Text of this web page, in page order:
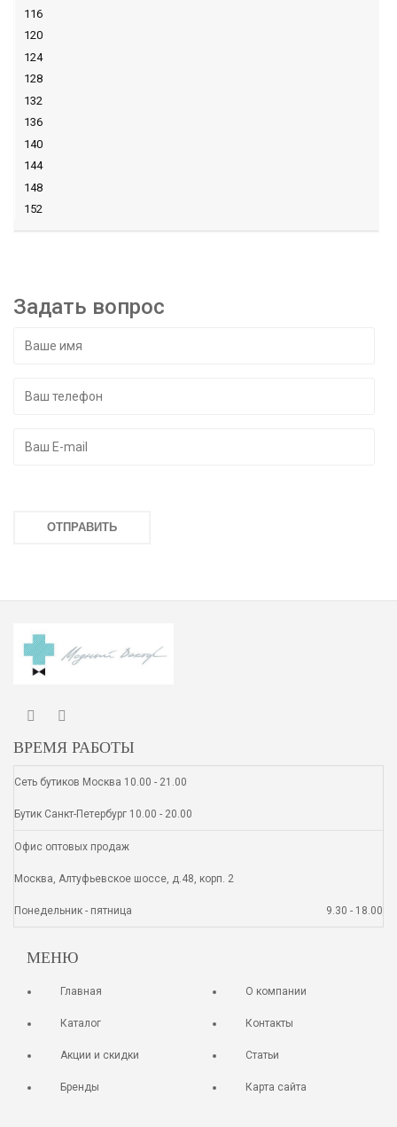
116
120
124
128
132
136
140
144
148
152
Задать вопрос
ВРЕМЯ РАБОТЫ
Сеть бутиков Москва 10.00 - 21.00
Бутик Санкт-Петербург 10.00 - 20.00
Офис оптовых продаж
Москва, Алтуфьевское шоссе, д.48, корп. 2
Понедельник - пятница 9.30 - 18.00
МЕНЮ
Главная
Каталог
Акции и скидки
Бренды
О компании
Контакты
Статьи
Карта сайта